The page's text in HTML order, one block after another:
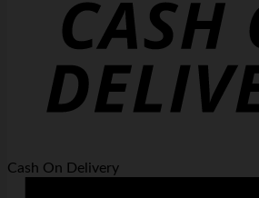
Cash On Delivery